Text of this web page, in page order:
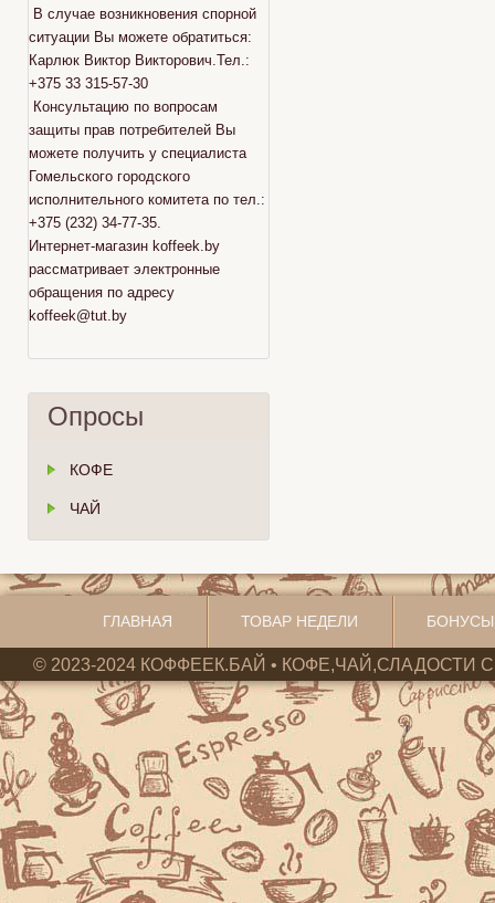
В случае возникновения спорной
ситуации Вы можете обратиться:
Карлюк Виктор Викторович.Тел.:
+375 33 315-57-30
Консультацию по вопросам
защиты прав потребителей Вы
можете получить у специалиста
Гомельского городского
исполнительного комитета по тел.:
+375 (232) 34-77-35.
Интернет-магазин koffeek.by
рассматривает электронные
обращения по адресу
koffeek@tut.by
Опросы
КОФЕ
ЧАЙ
ГЛАВНАЯ ТОВАР НЕДЕЛИ
© 2023-2024 КОФФЕЕК.БАЙ • КОФЕ,ЧАЙ,СЛАДОСТИ С